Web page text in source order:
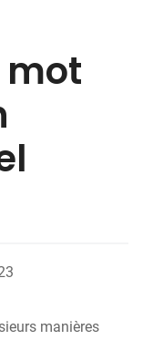
manières